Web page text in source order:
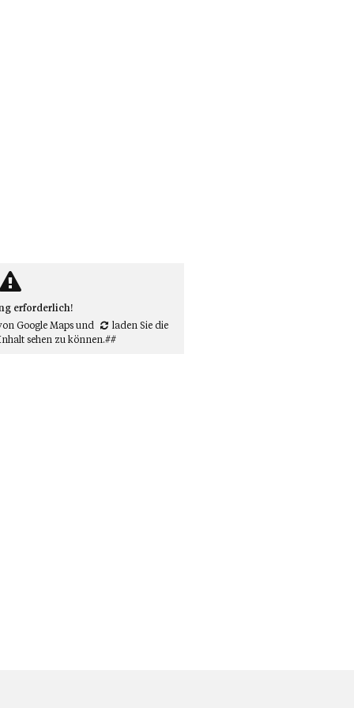
erforderlich!
Google Mapsund
laden Sie die
sehen zu können.##